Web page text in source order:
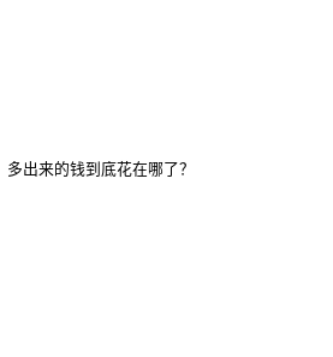
出来的钱到底花在哪了？